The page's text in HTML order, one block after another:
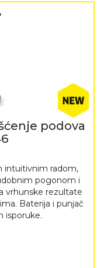
podova
intuitivnim radom,
pogonom i
vrhunske rezultate
Baterija i punjač
isporuke.